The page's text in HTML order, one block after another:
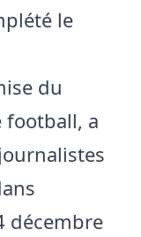
le
du
football, a
décembre